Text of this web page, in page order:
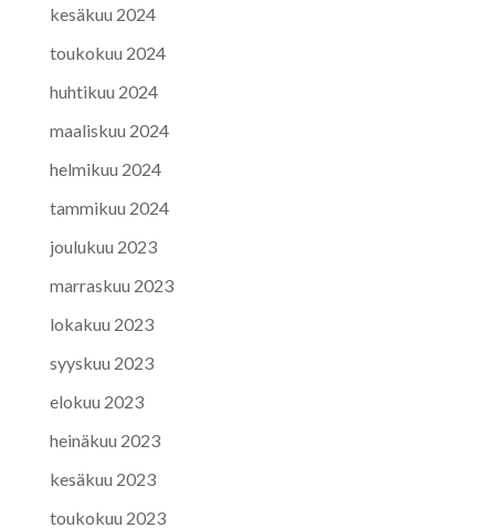
kesäkuu 2024
toukokuu 2024
huhtikuu 2024
maaliskuu 2024
helmikuu 2024
tammikuu 2024
joulukuu 2023
marraskuu 2023
lokakuu 2023
syyskuu 2023
elokuu 2023
heinäkuu 2023
kesäkuu 2023
toukokuu 2023